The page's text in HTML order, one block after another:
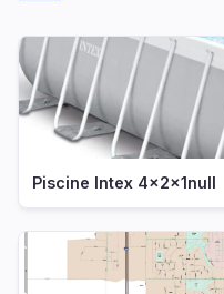
Piscine Intex 4x2x1null